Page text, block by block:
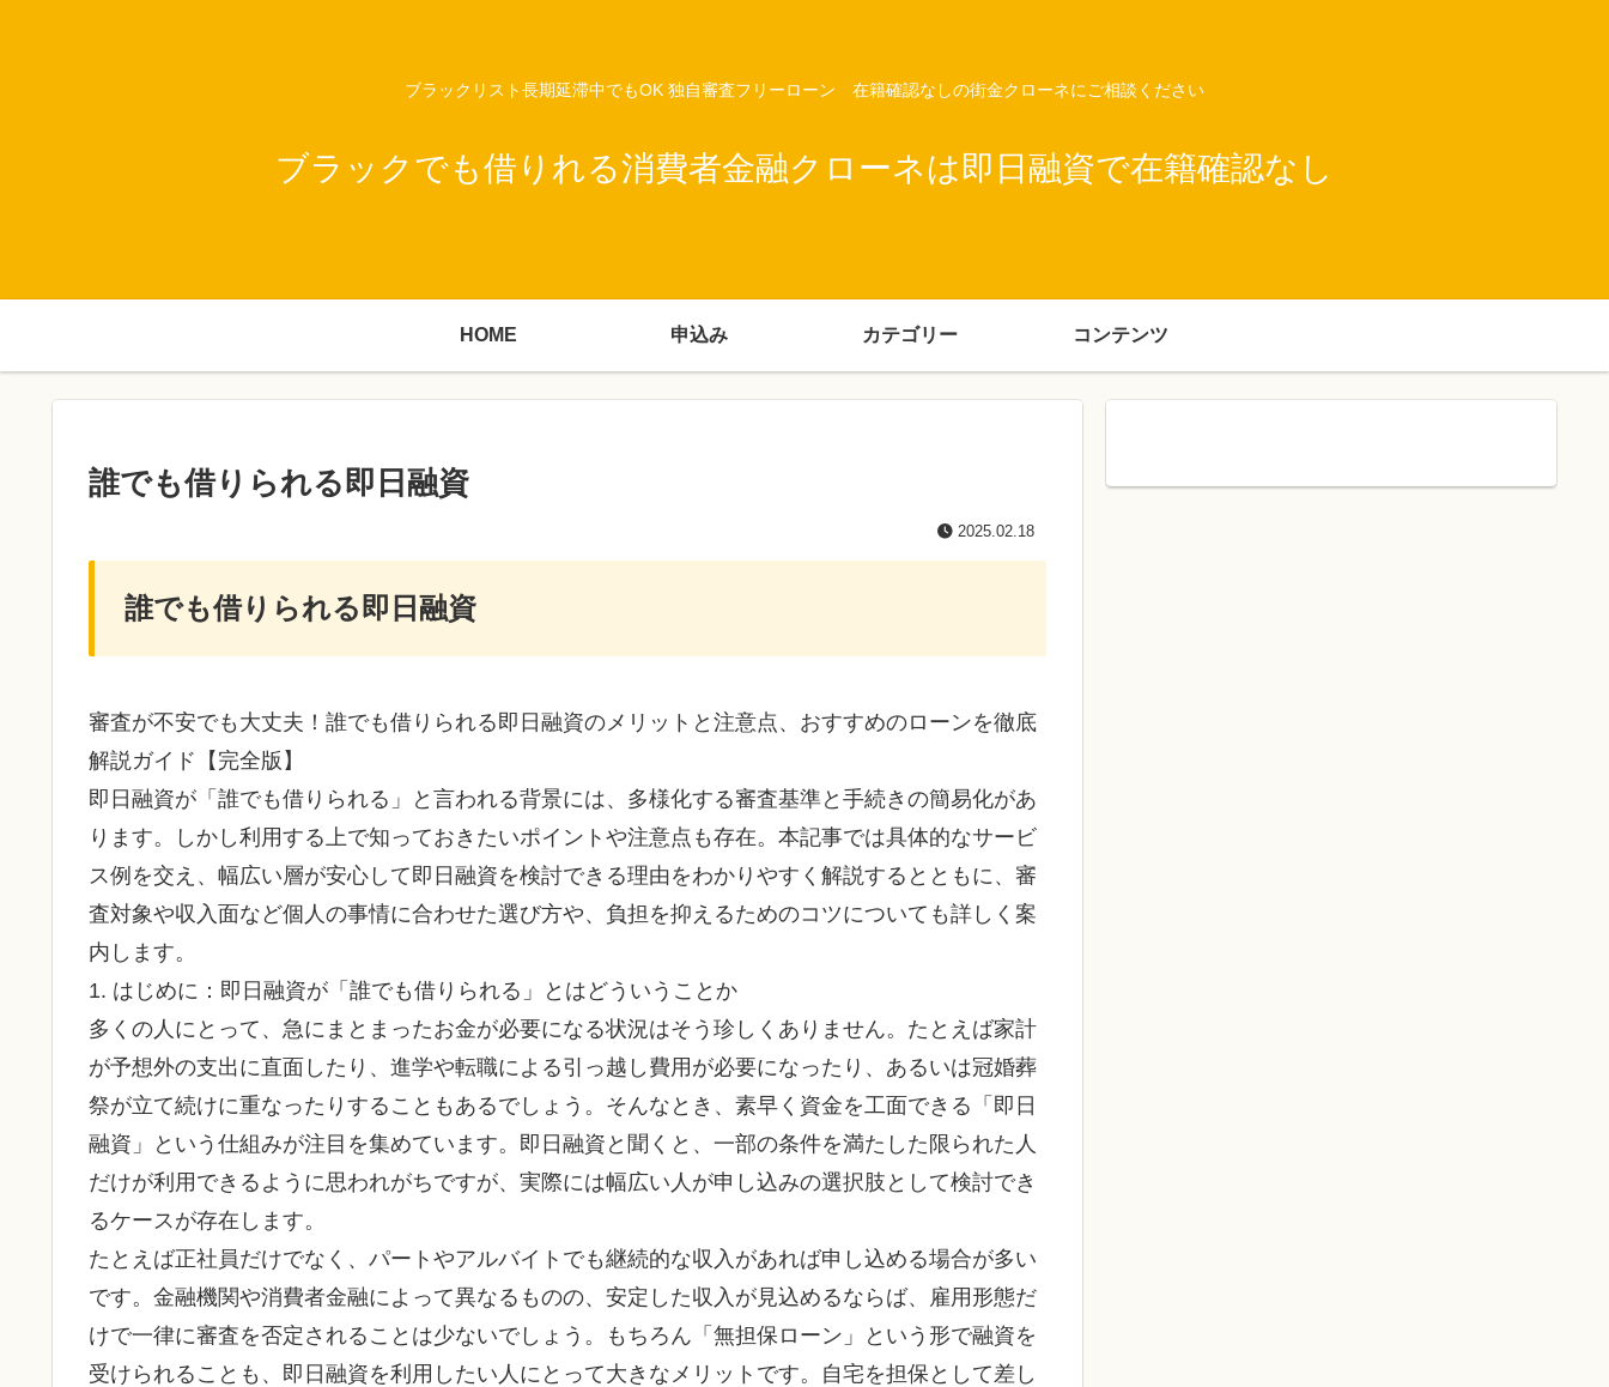
ブラックリスト長期延滞中でもOK 独自審査フリーローン 在籍確認なしの街金クローネにご相談ください
ブラックでも借りれる消費者金融クローネは即日融資で在籍確認なし
HOME 申込み カテゴリー コンテンツ
誰でも借りられる即日融資
2025.02.18
誰でも借りられる即日融資
審査が不安でも大丈夫！誰でも借りられる即日融資のメリットと注意点、おすすめのローンを徹底
解説ガイド【完全版】
即日融資が「誰でも借りられる」と言われる背景には、多様化する審査基準と手続きの簡易化があ
ります。しかし利用する上で知っておきたいポイントや注意点も存在。本記事では具体的なサービ
ス例を交え、幅広い層が安心して即日融資を検討できる理由をわかりやすく解説するとともに、審
査対象や収入面など個人の事情に合わせた選び方や、負担を抑えるためのコツについても詳しく案
内します。
1. はじめに：即日融資が「誰でも借りられる」とはどういうことか
多くの人にとって、急にまとまったお金が必要になる状況はそう珍しくありません。たとえば家計
が予想外の支出に直面したり、進学や転職による引っ越し費用が必要になったり、あるいは冠婚葬
祭が立て続けに重なったりすることもあるでしょう。そんなとき、素早く資金を工面できる「即日
融資」という仕組みが注目を集めています。即日融資と聞くと、一部の条件を満たした限られた人
だけが利用できるように思われがちですが、実際には幅広い人が申し込みの選択肢として検討でき
るケースが存在します。
たとえば正社員だけでなく、パートやアルバイトでも継続的な収入があれば申し込める場合が多い
です。金融機関や消費者金融によって異なるものの、安定した収入が見込めるならば、雇用形態だ
けで一律に審査を否定されることは少ないでしょう。もちろん「無担保ローン」という形で融資を
受けられることも、即日融資を利用したい人にとって大きなメリットです。自宅を担保として差し